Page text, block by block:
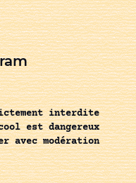
interdite
est dangereux
avec modération